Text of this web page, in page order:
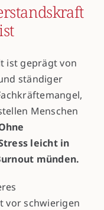
ist geprägt von
ständiger
Menschen
leicht in
münden.
vor schwierigen